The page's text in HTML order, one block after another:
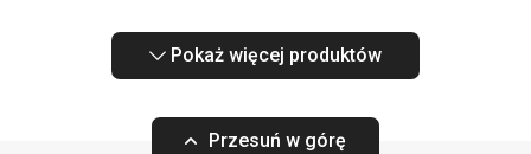
Pokaż więcej produktów
Przesuń w górę